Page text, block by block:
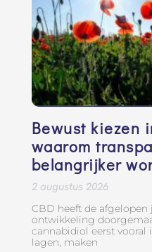
Bewust kiezen
waarom
belangrijker
2 augustus 2026
CBD heeft de afgelopen
ontwikkeling
cannabidiol eerst vooral
lagen, maken